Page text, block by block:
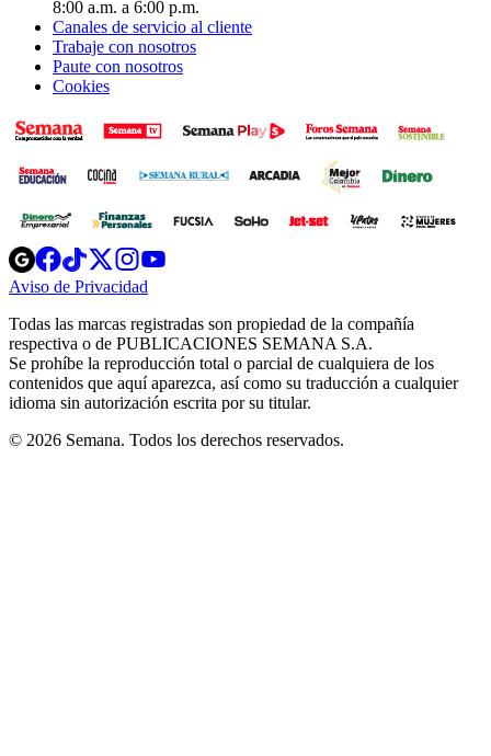
8:00 a.m. a 6:00 p.m.
Canales de servicio al cliente
Trabaje con nosotros
Paute con nosotros
Cookies
Opens
in
new
Opens
in
new
Opens
in
new
window
Opens
new
windowwindow
Aviso de Privacidad
new
window
Todas las marcas registradas son propiedad de la compañía
respectiva o de PUBLICACIONES SEMANA S.A.
Se prohíbe la reproducción total o parcial de cualquiera de los
contenidos que aquí aparezca, así como su traducción a cualquier
idioma sin autorización escrita por su titular.
© 2026 Semana. Todos los derechos reservados.